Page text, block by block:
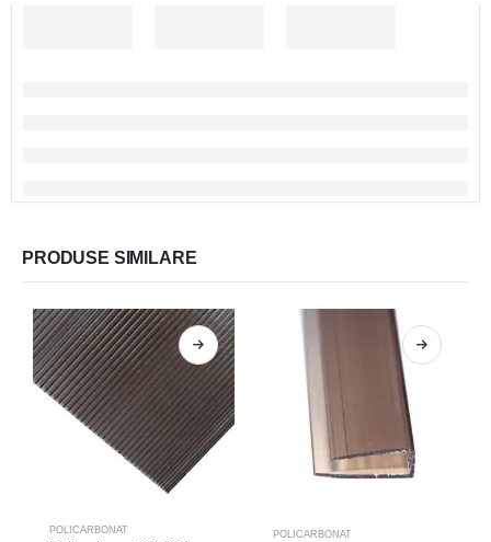
PRODUSE SIMILARE
POLICARBONAT POLICARBONAT